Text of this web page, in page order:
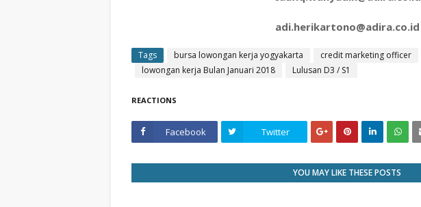
adi.herikartono@adira.co.id
Tags bursa lowongan kerja yogyakarta credit marketing officer
lowongan kerja Bulan Januari 2018
Lulusan D3 / S1
REACTIONS
Facebook Twitter
YOU MAY LIKE THESE POSTS